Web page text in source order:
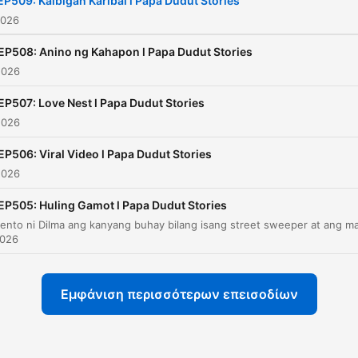
advertisements, or other
with our podcast, please
jairuzricafrente@gmail.com
Inc.
Anino ng Kahapon l Papa Dudut Stories
Love Nest l Papa Dudut Stories
Viral Video l Papa Dudut Stories
Huling Gamot l Papa Dudut Stories
Εμφάνιση περισσότερων επεισοδίων